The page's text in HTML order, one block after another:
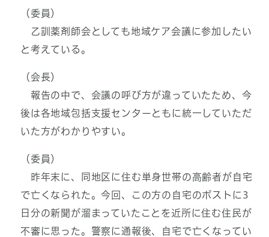
（委員）
乙訓薬剤師会としても地域ケア会議に参加したい
と考えている。
（会長）
報告の中で、会議の呼び方が違っていたため、今
後は各地域包括支援センターともに統一していただ
いた方がわかりやすい。
（委員）
昨年末に、同地区に住む単身世帯の高齢者が自宅
で亡くなられた。今回、この方の自宅のポストに3
日分の新聞が溜まっていたことを近所に住む住民が
不審に思った。警察に通報後、自宅で亡くなってい